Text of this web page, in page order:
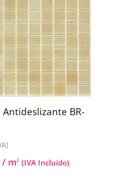
Antideslizante BR-
/ m2 (IVA Incluido)